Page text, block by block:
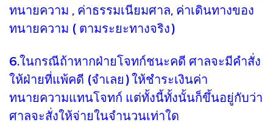
ทนายความ , ค่าธรรมเนียมศาล, ค่าเดินทางของ
ทนายความ ( ตามระยะทางจริง)
6.ในกรณีถ้าหากฝ่ายโจทก์ชนะคดี ศาลจะมีคำสั่ง
ให้ฝ่ายที่แพ้คดี (จำเลย) ให้ชำระเงินค่า
ทนายความแทนโจทก์ แต่ทั้งนี้ทั้งนั้นก็ขึ้นอยู่กับว่า
ศาลจะสั่งให้จ่ายในจำนวนเท่าใด